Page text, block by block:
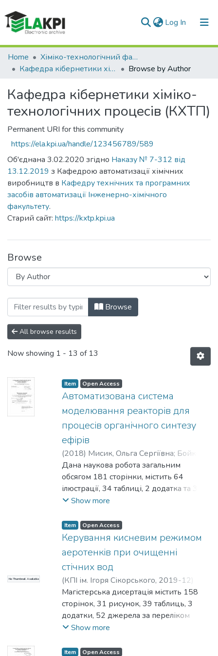
Log In (current)
Communities & Collections
All of DSpace
Home
Хіміко-технологічний факультет (ХТФ)
Кафедра кібернетики хіміко-технологічних процесів (КХТП)
Browse by Author
Кафедра кібернетики хіміко-
технологічних процесів (КХТП)
Permanent URI for this community
https://ela.kpi.ua/handle/123456789/589
Об'єднана 3.02.2020 згідно Наказу № 7-312 від
13.12.2019 з Кафедрою автоматизації хімічних
виробництв в Кафедру технічних та програмних
засобів автоматизації Інженерно-хімічного
факультету.
Старий сайт: https://kxtp.kpi.ua
Browse
Browsing Кафедра кібернетики
Browse
All browse results
Now showing 1 - 13 of 13
Item Open Access
Автоматизована система
моделювання реакторів для
процесів органічного синтезу
ефірів
(2018) Мисик, Ольга Сергіївна; Бойко,
Тетяна Владиславівна
Дана наукова робота загальним
обсягом 181 сторінки, містить 64
ілюстрації, 34 таблиці, 2 додатка та 35
джерел за переліком посилань.
автоматизована система моделювання
реакторів для процесів органічного
синтезу ефірів. Мета і завдання
дослідження. Мета досліджень полягає
в розробці алгоритмів моделювання
реакторів для процесів органічного
синтезу ефірів із використанням нових
каталізаторів.
Предметом дослідження є комп’ютерно
– інтегровані технології дослідження
каталітичних процесів органічного
Show more
No Thumbnail Available
Item Open Access
Керування кисневим режимом
аеротенків при очищенні
стічних вод
(КПІ ім. Ігоря Сікорського, 2019-12)
Жежерун, Яна Володимирівна;Бойко,
Тетяна Владиславівна
Магістерська дисертація містить 158
сторінок, 31 рисунок, 39 таблиць, 3
додатки, 52 джерела за переліком
посилань.
інтегровані технології керування
Show more
Item Open Access